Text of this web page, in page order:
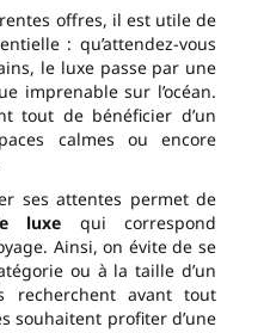
offres, il est utile de
: qu’attendez-vous
le luxe passe par une
imprenable sur l’océan.
tout de bénéficier d’un
calmes ou encore
ses attentes permet de
luxe qui correspond
Ainsi, on évite de se
ou à la taille d’un
recherchent avant tout
souhaitent profiter d’une